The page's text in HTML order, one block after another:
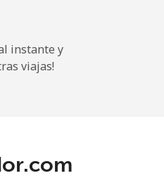
instante y
viajas!